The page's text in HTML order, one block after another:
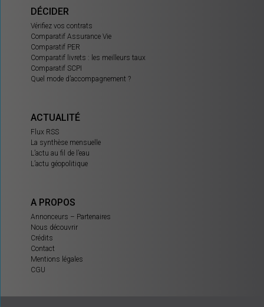
DÉCIDER
Vérifiez vos contrats
Comparatif Assurance Vie
Comparatif PER
Comparatif livrets : les meilleurs taux
Comparatif SCPI
Quel mode d’accompagnement ?
ACTUALITÉ
Flux RSS
La synthèse mensuelle
L’actu au fil de l’eau
L’actu géopolitique
A PROPOS
Annonceurs – Partenaires
Nous découvrir
Crédits
Contact
Mentions légales
CGU